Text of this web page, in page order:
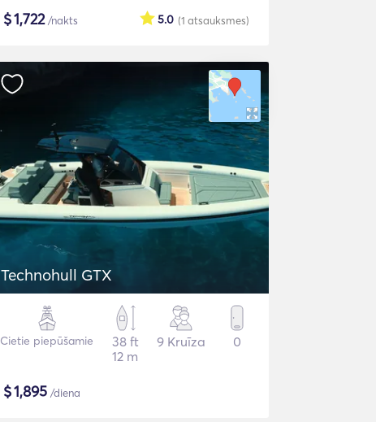
$1,722/nakts (1 atsauksmes)
5.0
Technohull GTX
Cietie piepūšamie
38 ft
12 m
9 Kruīza 0
$1,895 /diena